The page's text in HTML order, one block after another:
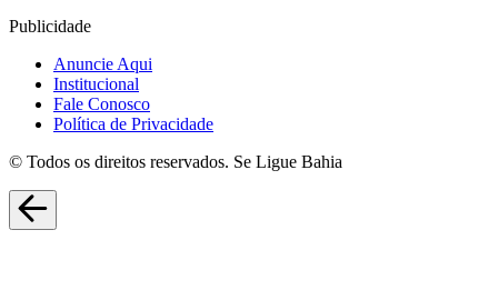
Publicidade
Anuncie Aqui
Institucional
Fale Conosco
Política de Privacidade
© Todos os direitos reservados. Se Ligue Bahia